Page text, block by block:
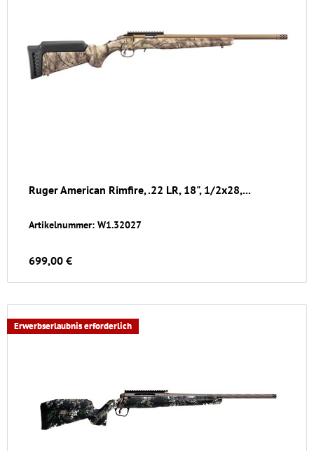
Ruger American Rimfire, .22 LR, 18", 1/2x28,...
Artikelnummer: W1.32027
699,00 €
Erwerbserlaubnis erforderlich